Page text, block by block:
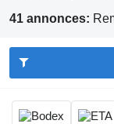
41 annonces: